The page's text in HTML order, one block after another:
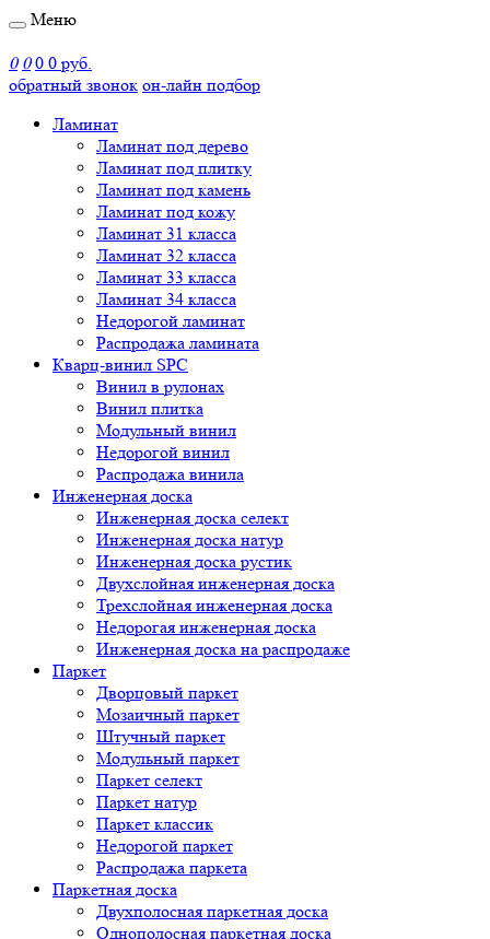
Меню
0 0 0 0 руб.
обратный звонок он-лайн подбор
Ламинат
Ламинат под дерево
Ламинат под плитку
Ламинат под камень
Ламинат под кожу
Ламинат 31 класса
Ламинат 32 класса
Ламинат 33 класса
Ламинат 34 класса
Недорогой ламинат
Распродажа ламината
Кварц-винил SPC
Винил в рулонах
Винил плитка
Модульный винил
Недорогой винил
Распродажа винила
Инженерная доска
Инженерная доска селект
Инженерная доска натур
Инженерная доска рустик
Двухслойная инженерная доска
Трехслойная инженерная доска
Недорогая инженерная доска
Инженерная доска на распродаже
Паркет
Дворцовый паркет
Мозаичный паркет
Штучный паркет
Модульный паркет
Паркет селект
Паркет натур
Паркет классик
Недорогой паркет
Распродажа паркета
Паркетная доска
Двухполосная паркетная доска
Однополосная паркетная доска